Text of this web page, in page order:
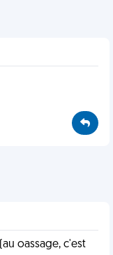
oassage, c'est